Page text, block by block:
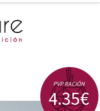
PVP RACIÓN
4.35€